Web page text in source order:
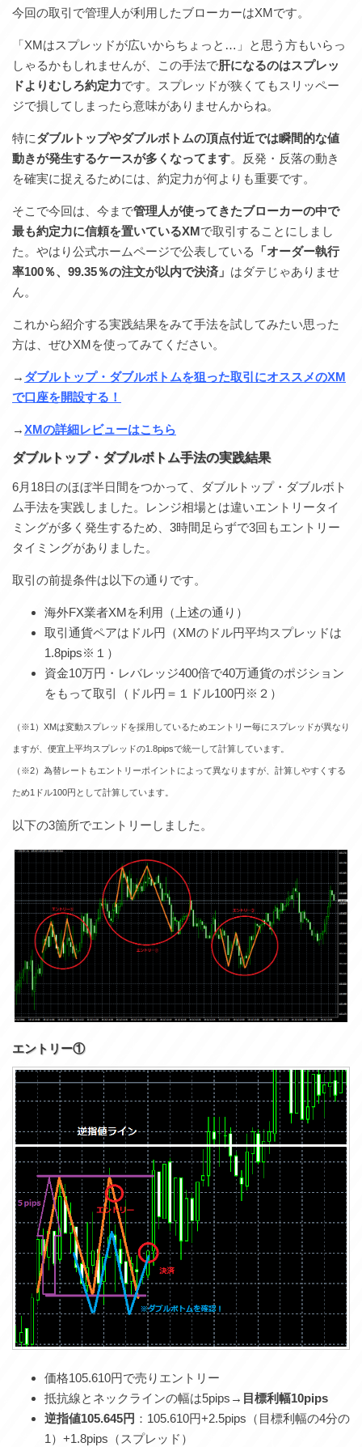
今回の取引で管理人が利用したブローカーはXMです。
「XMはスプレッドが広いからちょっと…」と思う方もいらっ
しゃるかもしれませんが、この手法で肝になるのはスプレッ
ドよりむしろ約定力です。スプレッドが狭くてもスリッペー
ジで損してしまったら意味がありませんからね。
特にダブルトップやダブルボトムの頂点付近では瞬間的な値
動きが発生するケースが多くなってます。反発・反落の動き
を確実に捉えるためには、約定力が何よりも重要です。
そこで今回は、今まで管理人が使ってきたブローカーの中で
最も約定力に信頼を置いているXMで取引することにしまし
た。やはり公式ホームページで公表している
「オーダー執行
率100％、99.35％の注文が以内で決済」 はダテじゃありませ
ん。
これから紹介する実践結果をみて手法を試してみたい思った
方は、ぜひXMを使ってみてください。
→ ダブルトップ・ダブルボトムを狙った取引にオススメのXM
で口座を開設する！
→XMの詳細レビューはこちら
ダブルトップ・ダブルボトム手法の実践結果
6月18日のほぼ半日間をつかって、ダブルトップ・ダブルボト
ム手法を実践しました。レンジ相場とは違いエントリータイ
ミングが多く発生するため、3時間足らずで3回もエントリー
タイミングがありました。
取引の前提条件は以下の通りです。
海外FX業者XMを利用（上述の通り）
取引通貨ペアはドル円（XMのドル円平均スプレッドは
1.8pips※１）
資金10万円・レバレッジ400倍で40万通貨のポジション
をもって取引（ドル円＝１ドル100円※２）
（※1）XMは変動スプレッドを採用しているためエントリー毎にスプレッドが異なり
ますが、便宜上平均スプレッドの1.8pipsで統一して計算しています。
（※2）為替レートもエントリーポイントによって異なりますが、計算しやすくする
ため1ドル100円として計算しています。
以下の3箇所でエントリーしました。
エントリー①
価格105.610円で売りエントリー
抵抗線とネックラインの幅は5pips→ 目標利幅10pips
逆指値105.645円 ：105.610円+2.5pips（目標利幅の4分の
1）+1.8pips（スプレッド）